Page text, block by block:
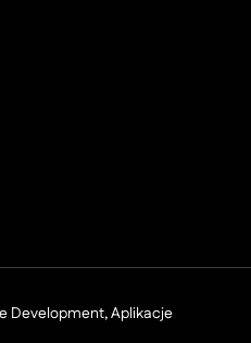
Development, Aplikacje